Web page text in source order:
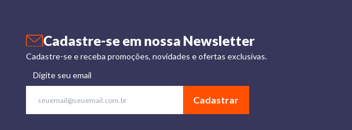
Cadastre-se em nossa Newsletter
Cadastre-se e receba promoções, novidades e ofertas exclusivas.
Digite seu email
Cadastrar